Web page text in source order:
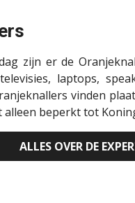
zijn er de
laptops,
vinden
alleen beperkt tot
ALLES OVER DE